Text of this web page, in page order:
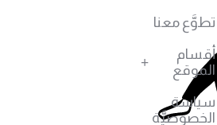
تطوَّع معنا
أقسام
الموقع
سياسة
الخصوصيَّة